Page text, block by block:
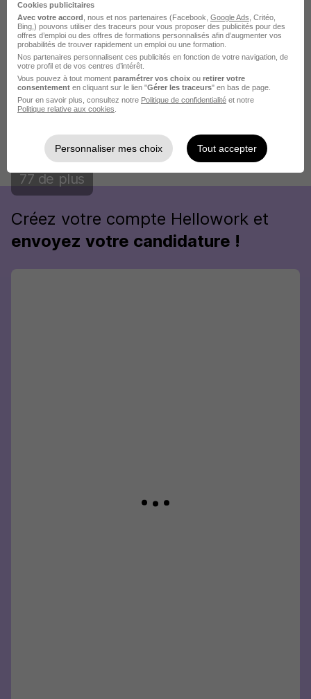
77 de plus
Publiée le 08/08/2026 - Réf : qhf1kfha5r
Créez votre compte Hellowork et
envoyez votre candidature !
Cookies publicitaires
Avec votre accord , nous et nos partenaires (Facebook, Google Ads , Critéo,
Bing,) pouvons utiliser des traceurs pour vous proposer des publicités pour des
offres d’emploi ou des offres de formations personnalisés afin d’augmenter vos
probabilités de trouver rapidement un emploi ou une formation.
Nos partenaires personnalisent ces publicités en fonction de votre navigation, de
votre profil et de vos centres d’intérêt.
Vous pouvez à tout moment paramétrer vos choix ou retirer votre
consentement en cliquant sur le lien "Gérer les traceurs" en bas de page.
Pour en savoir plus, consultez notre Politique de confidentialité et notre
Politique relative aux cookies
Personnaliser mes choix Tout accepter